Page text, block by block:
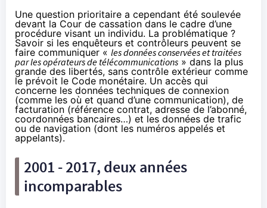
Une question prioritaire a cependant été soulevée
devant la Cour de cassation dans le cadre d’une
procédure visant un individu. La problématique ?
Savoir si les enquêteurs et contrôleurs peuvent se
faire communiquer « les données conservées et traitées
par les opérateurs de télécommunications » dans la plus
grande des libertés, sans contrôle extérieur comme
le prévoit le Code monétaire. Un accès qui
concerne les données techniques de connexion
(comme les où et quand d’une communication), de
facturation (référence contrat, adresse de l’abonné,
coordonnées bancaires…) et les données de trafic
ou de navigation (dont les numéros appelés et
appelants).
2001 - 2017, deux années
incomparables